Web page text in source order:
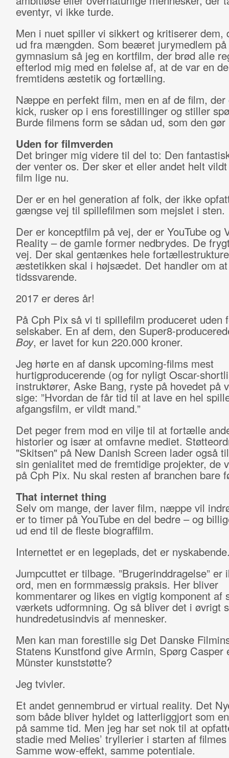
eventyr, vi ikke turde.
Men i nuet spiller vi sikkert og kritiserer dem,
ud fra mængden. Som beæret jurymedlem
gymnasium så jeg en kortfilm, der brød alle
efterlod mig med en følelse af, at de var en
fremtidens æstetik og fortælling.
Næppe en perfekt film, men en af de film, der
kick, rusker op i ens forestillinger og stiller
Burde filmens form se sådan ud, som den gør
Uden for filmverden
Det bringer mig videre til del to: Den
der venter os. Der sker et eller andet helt
film lige nu.
Der er en hel generation af folk, der ikke
gængse vej til spillefilmen som mejslet i sten.
Der er konceptfilm på vej, der er YouTube og
Reality – de gamle former nedbrydes. De
vej. Der skal gentænkes hele
æstetikken skal i højsædet. Det handler om
tidssvarende.
2017 er deres år!
På Cph Pix så vi ti spillefilm produceret uden
selskaber. En af dem, den Super8-
Boy, er lavet for kun 220.000 kroner.
Jeg hørte en af dansk upcoming-films mest
hurtigproducerende (og for nyligt Oscar-
instruktører, Aske Bang, ryste på hovedet på
sige: ”Hvordan de får tid til at lave en hel
afgangsfilm, er vildt mand.”
Det peger frem mod en vilje til at fortælle
historier og især at omfavne mediet.
"Skitsen" på New Danish Screen lader også
sin genialitet med de fremtidige projekter, de
på Cph Pix. Nu skal resten af branchen bare
That internet thing
Selv om mange, der laver film, næppe vil
er to timer på YouTube en del bedre – og
ud end til de fleste biograffilm.
Internettet er en legeplads, det er
Jumpcuttet er tilbage. ”Brugerinddragelse” er
ord, men en formmæssig praksis. Her bliver
kommentarer og likes en vigtig komponent af
værkets udformning. Og så bliver det i øvrigt
hundredetusindvis af mennesker.
Men kan man forestille sig Det Danske
Statens Kunstfond give Armin, Spørg Casper
Münster kunststøtte?
Jeg tvivler.
Et andet gennembrud er virtual reality. Det
som både bliver hyldet og latterliggjort som
på samme tid. Men jeg har set nok til at
stadie med Melies’ tryllerier i starten af
Samme wow-effekt, samme potentiale.